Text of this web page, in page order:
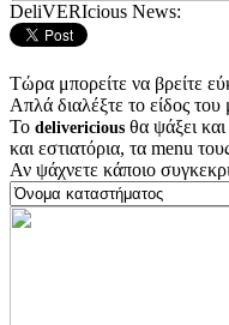
DeliVERIcious News:
Τώρα μπορείτε να βρείτε
Απλά διαλέξτε το είδος
Το delivericious θα ψάξει
και εστιατόρια, τα menu
Αν ψάχνετε κάποιο